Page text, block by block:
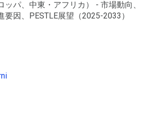
ッパ、中東・アフリカ） - 市場動向、
因、PESTLE展望（2025-2033）